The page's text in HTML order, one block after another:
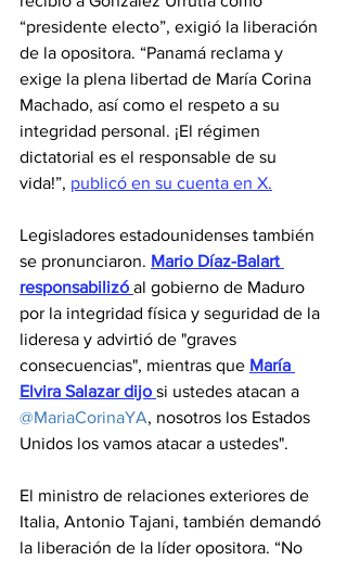
“presidente electo”, exigió la liberación
de la opositora. “Panamá reclama y
exige la plena libertad de María Corina
Machado, así como el respeto a su
integridad personal. ¡El régimen
dictatorial es el responsable de su
vida!”, publicó en su cuenta en X.
Legisladores estadounidenses también
se pronunciaron. Mario Díaz-Balart
responsabilizó al gobierno de Maduro
por la integridad física y seguridad de la
lideresa y advirtió de "graves
consecuencias", mientras que María
Elvira Salazar dijo si ustedes atacan a
@MariaCorinaYA, nosotros los Estados
Unidos los vamos atacar a ustedes".
El ministro de relaciones exteriores de
Italia, Antonio Tajani, también demandó
la liberación de la líder opositora. “No